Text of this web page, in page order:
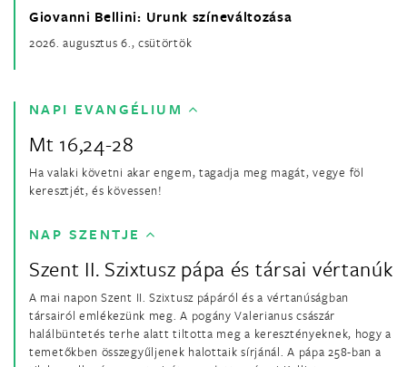
Giovanni Bellini: Urunk színeváltozása
2026. augusztus 6., csütörtök
NAPI EVANGÉLIUM
Mt 16,24-28
Ha valaki követni akar engem, tagadja meg magát, vegye föl
keresztjét, és kövessen!
NAP SZENTJE
Szent II. Szixtusz pápa és társai vértanúk
A mai napon Szent II. Szixtusz pápáról és a vértanúságban
társairól emlékezünk meg. A pogány Valerianus császár
halálbüntetés terhe alatt tiltotta meg a keresztényeknek, hogy a
temetőkben összegyűljenek halottaik sírjánál. A pápa 258-ban a